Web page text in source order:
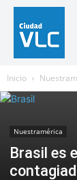
Inicio
Nuestramérica
Brasil es